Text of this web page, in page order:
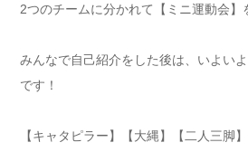
2つのチームに分かれて【ミニ運動会】
みんなで自己紹介をした後は、いよい
です！
【キャタピラー】【大縄】【二人三脚